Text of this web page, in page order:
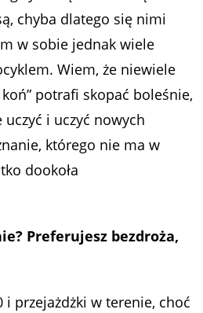
chyba dlatego się nimi
w sobie jednak wiele
Wiem, że niewiele
potrafi skopać boleśnie,
i uczyć nowych
którego nie ma w
dookoła
Preferujesz bezdroża,
i przejażdżki w terenie, choć